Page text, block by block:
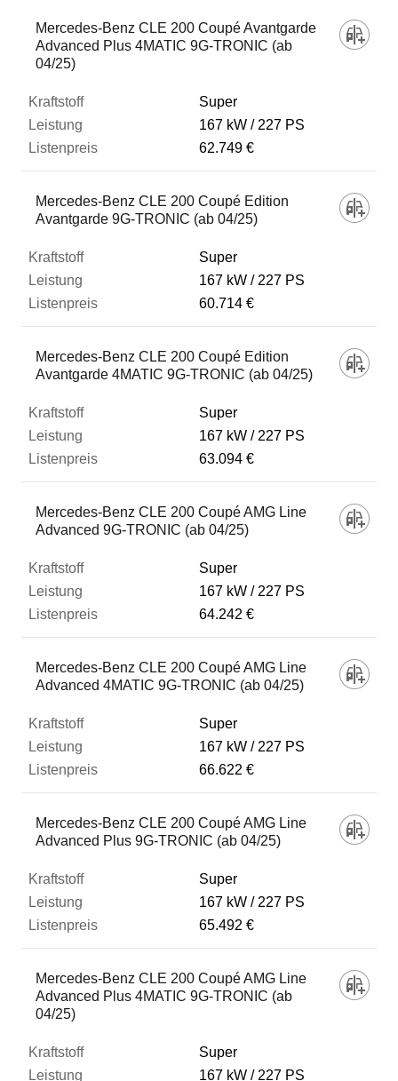
Mercedes-Benz CLE 200 Coupé Avantgarde
Advanced Plus 4MATIC 9G-TRONIC (ab
04/25)
Super
167 kW
227 PS
62.749 €
Mercedes-Benz CLE 200 Coupé Edition
Avantgarde 9G-TRONIC (ab 04/25)
Super
167 kW
227 PS
60.714 €
Mercedes-Benz CLE 200 Coupé Edition
Avantgarde 4MATIC 9G-TRONIC (ab 04/25)
Super
167 kW
227 PS
63.094 €
Mercedes-Benz CLE 200 Coupé AMG Line
Advanced 9G-TRONIC (ab 04/25)
Super
167 kW
227 PS
64.242 €
Mercedes-Benz CLE 200 Coupé AMG Line
Advanced 4MATIC 9G-TRONIC (ab 04/25)
Super
167 kW
227 PS
66.622 €
Mercedes-Benz CLE 200 Coupé AMG Line
Advanced Plus 9G-TRONIC (ab 04/25)
Super
167 kW
227 PS
65.492 €
Mercedes-Benz CLE 200 Coupé AMG Line
Advanced Plus 4MATIC 9G-TRONIC (ab
04/25)
Super
167 kW
227 PS